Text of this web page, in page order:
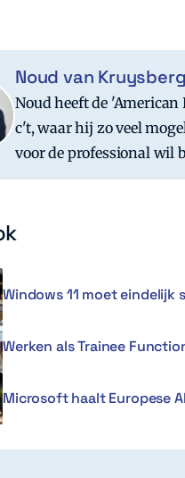
Noud van
Noud heeft de
c't, waar hij zo veel
voor de professional wil
Windows 11 moet eindelijk
Werken als Trainee
Microsoft haalt Europese